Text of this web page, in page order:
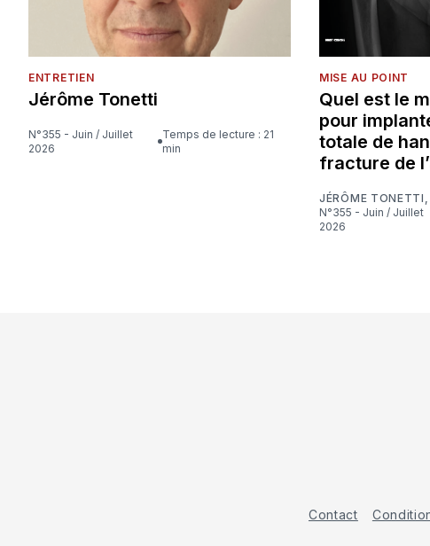
ENTRETIEN
Jérôme Tonetti
N°355 - Juin / Juillet
2026
Temps de lecture : 21
min
MISE AU POINT
Quel est le
pour
totale de
fracture de
JÉRÔME TONETTI
N°355 - Juin / Juillet
2026
Contact